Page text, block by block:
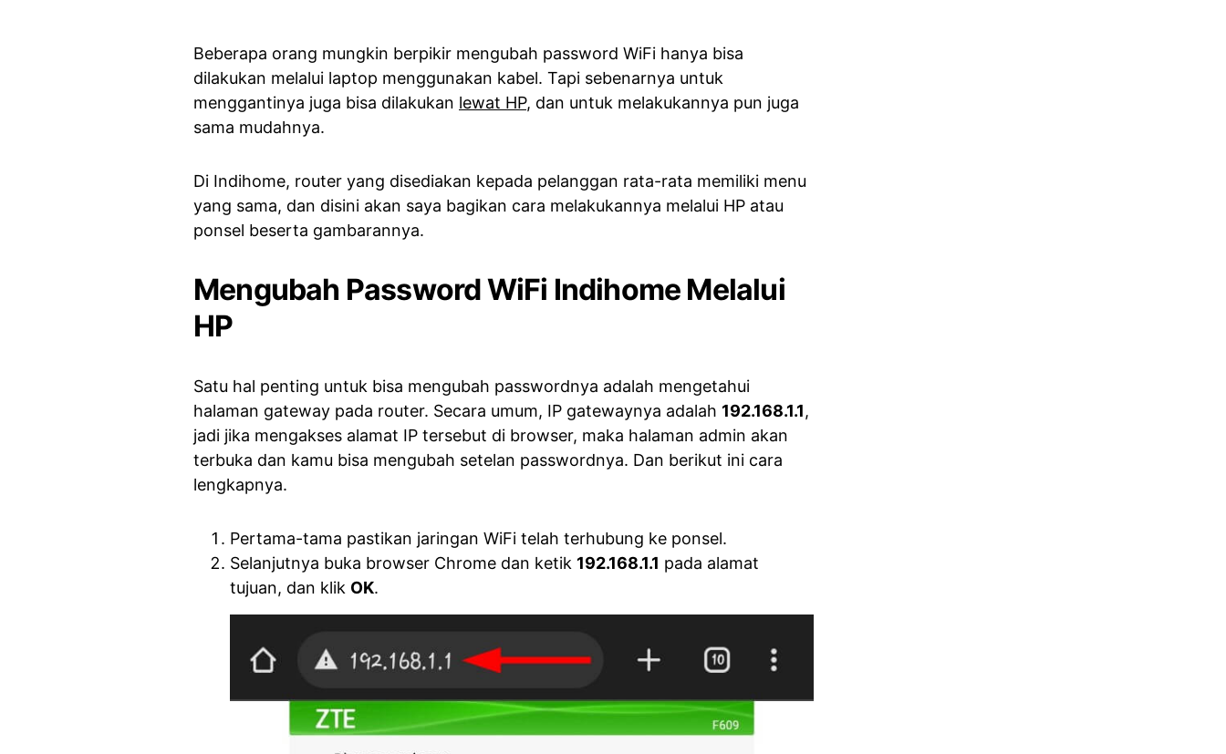
Beberapa orang mungkin berpikir mengubah password WiFi hanya bisa
dilakukan melalui laptop menggunakan kabel. Tapi sebenarnya untuk
menggantinya juga bisa dilakukan lewat HP, dan untuk melakukannya pun juga
sama mudahnya.
Di Indihome, router yang disediakan kepada pelanggan rata-rata memiliki menu
yang sama, dan disini akan saya bagikan cara melakukannya melalui HP atau
ponsel beserta gambarannya.
Mengubah Password WiFi Indihome Melalui
HP
Satu hal penting untuk bisa mengubah passwordnya adalah mengetahui
halaman gateway pada router. Secara umum, IP gatewaynya adalah 192.168.1.1,
jadi jika mengakses alamat IP tersebut di browser, maka halaman admin akan
terbuka dan kamu bisa mengubah setelan passwordnya. Dan berikut ini cara
lengkapnya.
Pertama-tama pastikan jaringan WiFi telah terhubung ke ponsel.
Selanjutnya buka browser Chrome dan ketik 192.168.1.1 pada alamat
tujuan, dan klik OK.